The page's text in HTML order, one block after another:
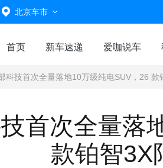
北京车市
首页 新车速递 爱咖说车
科技首次全量落地10万级纯电SUV，26 款
首次全量落
款铂智3X